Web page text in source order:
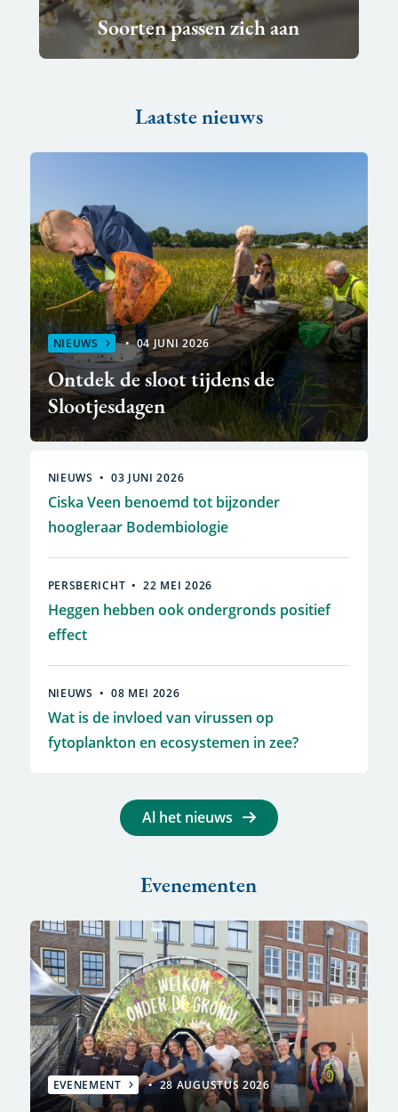
Soorten passen zich aan
Laatste nieuws
Ontdek de sloot tijdens de
Slootjesdagen
NIEUWS 04 JUNI 2026
Ciska Veen benoemd tot bijzonder
hoogleraar Bodembiologie
NIEUWS 03 JUNI 2026
Heggen hebben ook ondergronds positief
effect
PERSBERICHT 22 MEI 2026
Wat is de invloed van virussen op
fytoplankton en ecosystemen in zee?
NIEUWS 08 MEI 2026
Al het nieuws
Evenementen
EVENEMENT 28 AUGUSTUS 2026